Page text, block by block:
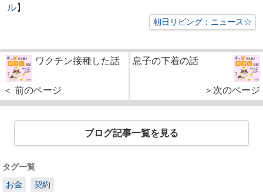
ル】
朝日リビング：ニュース☆
ワクチン接種した話
＜ 前のページ
息子の下着の話
＞次のページ
ブログ記事一覧を見る
タグ一覧
お金
契約